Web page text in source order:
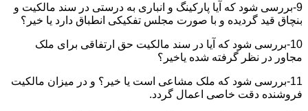
9-بررسی شود که آیا پارکینگ و انباری به درستی در سند مالکیت و
بنچاق قید گردیده و با صورت مجلس تفکیکی انطباق دارد یا خیر؟
10-بررسی شود که آیا در سند مالکیت حق ارتفاقی برای ملک
مجاور در نظر گرفته شده یاخیر؟
11-بررسی شود که ملک مشاعی است یا خیر؟ و در میزان مالکیت
فروشنده دقت خاصی اعمال گردد.